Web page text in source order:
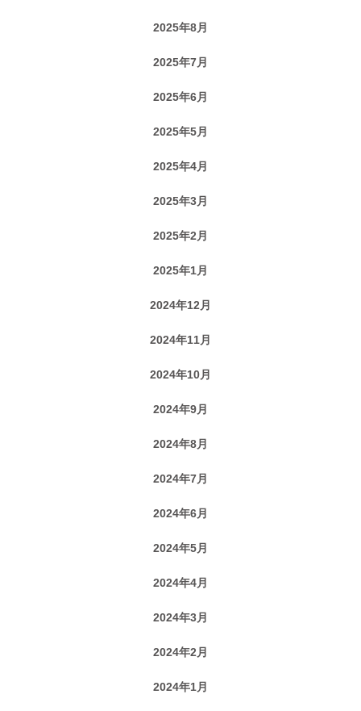
2025年8月
2025年7月
2025年6月
2025年5月
2025年4月
2025年3月
2025年2月
2025年1月
2024年12月
2024年11月
2024年10月
2024年9月
2024年8月
2024年7月
2024年6月
2024年5月
2024年4月
2024年3月
2024年2月
2024年1月